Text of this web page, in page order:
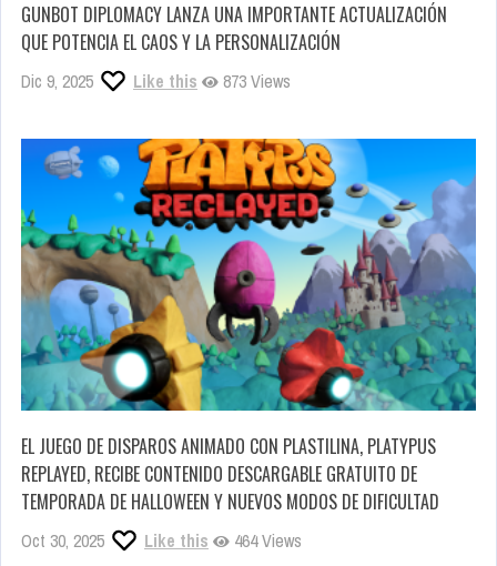
GUNBOT DIPLOMACY LANZA UNA IMPORTANTE ACTUALIZACIÓN
QUE POTENCIA EL CAOS Y LA PERSONALIZACIÓN
Dic 9, 2025 Like this 873 Views
EL JUEGO DE DISPAROS ANIMADO CON PLASTILINA, PLATYPUS
REPLAYED, RECIBE CONTENIDO DESCARGABLE GRATUITO DE
TEMPORADA DE HALLOWEEN Y NUEVOS MODOS DE DIFICULTAD
Oct 30, 2025 Like this 464 Views